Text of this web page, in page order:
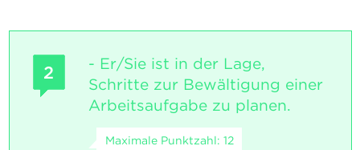
2
- Er/Sie ist in der Lage,
Schritte zur Bewältigung einer
Arbeitsaufgabe zu planen.
Maximale Punktzahl: 12